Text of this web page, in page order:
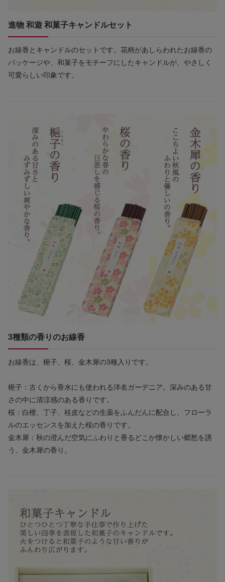
進物 和遊 和菓子キャンドルセット
お線香とキャンドルのセットです。花柄があしらわれたお線香の
パッケージや、和菓子をモチーフにしたキャンドルが、やさしく
可愛らしい印象です。
3種類の香りのお線香
お線香は、梔子、桜、金木犀の3種入りです。
梔子：古くから香水にも使われる洋名ガーデニア。深みのある甘
さの中に清涼感のある香りです。
桜：白檀、丁子、桂皮などの生薬をふんだんに配合し、フローラ
ルのエッセンスを加えた桜の香りです。
金木犀：秋の澄んだ空気にふわりと香るどこか懐かしい郷愁を誘
う、金木犀の香り。